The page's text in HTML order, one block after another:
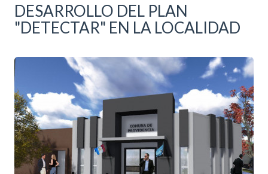
DESARROLLO DEL PLAN
"DETECTAR" EN LA LOCALIDAD